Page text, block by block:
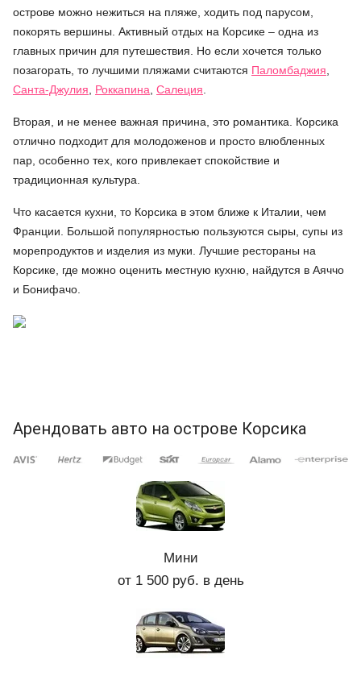
острове можно нежиться на пляже, ходить под парусом,
покорять вершины. Активный отдых на Корсике – одна из
главных причин для путешествия. Но если хочется только
позагорать, то лучшими пляжами считаются Паломбаджия
Санта-Джулия
Роккапина Салеция
Вторая, и не менее важная причина, это романтика. Корсика
отлично подходит для молодоженов и просто влюбленных
пар, особенно тех, кого привлекает спокойствие и
традиционная культура.
Что касается кухни, то Корсика в этом ближе к Италии, чем
Франции. Большой популярностью пользуются сыры, супы из
морепродуктов и изделия из муки. Лучшие рестораны на
Корсике, где можно оценить местную кухню, найдутся в Аяччо
и Бонифачо.
Арендовать авто на острове Корсика
Мини
от 1 500 руб. в день